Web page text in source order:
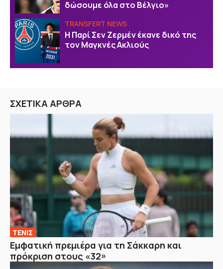
δώσουμε όλα στο Βέλγιο»
TRANSFERT NEWS
Η Παρί Σεν Ζερμέν έκανε δικό της
τον Μαγκνές Ακλιούς
ΣΧΕΤΙΚΑ ΑΡΘΡΑ
ΤΕΝΙΣ
Εμφατική πρεμιέρα για τη Σάκκαρη και
πρόκριση στους «32»